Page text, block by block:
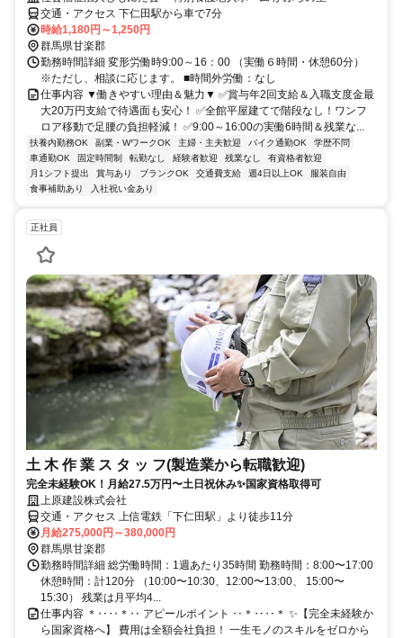
交通・アクセス 下仁田駅から車で7分
時給1,180円～1,250円
群馬県甘楽郡
勤務時間詳細 変形労働時9:00～16：00 （実働６時間・休憩60分）
※ただし、相談に応じます。 ■時間外労働：なし
仕事内容 ▼働きやすい理由＆魅力▼ ✅賞与年2回支給＆入職支度金最
大20万円支給で待遇面も安心！ ✅全館平屋建てで階段なし！ワンフ
ロア移動で足腰の負担軽減！ ✅9:00～16:00の実働6時間＆残業な...
扶養内勤務OK 副業・WワークOK 主婦・主夫歓迎 バイク通勤OK
学歴不問
車通勤OK
固定時間制 転勤なし 経験者歓迎 残業なし
有資格者歓迎
月1シフト提出
賞与あり ブランクOK 交通費支給 週4日以上OK
服装自由
食事補助あり
入社祝い金あり
正社員
土 木 作 業 ス タ ッ フ(製造業から転職歓迎)
完全未経験OK！月給27.5万円〜土日祝休み✨国家資格取得可
上原建設株式会社
交通・アクセス 上信電鉄「下仁田駅」より徒歩11分
月給275,000円～380,000円
群馬県甘楽郡
勤務時間詳細 総労働時間：1週あたり35時間 勤務時間：8:00〜17:00
休憩時間：計120分 （10:00〜10:30、12:00〜13:00、 15:00〜
15:30） 残業は月平均4...
仕事内容 ＊‥‥＊‥ アピールポイント ‥＊‥‥＊ ✨【完全未経験か
ら国家資格へ】 費用は全額会社負担！ 一生モノのスキルをゼロから